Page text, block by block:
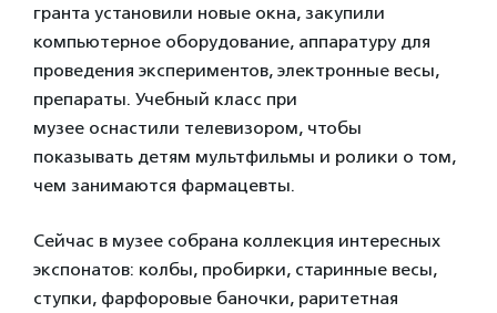
гранта установили новые окна, закупили
компьютерное оборудование, аппаратуру для
проведения экспериментов, электронные весы,
препараты. Учебный класс при
музее оснастили телевизором, чтобы
показывать детям мультфильмы и ролики о том,
чем занимаются фармацевты.
Сейчас в музее собрана коллекция интересных
экспонатов: колбы, пробирки, старинные весы,
ступки, фарфоровые баночки, раритетная